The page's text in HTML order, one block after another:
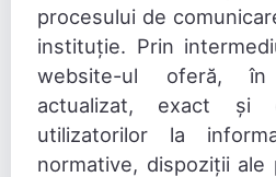
procesului de
instituție. Prin
website-ul oferă,
actualizat, exact și
utilizatorilor la
normative, dispoziții ale